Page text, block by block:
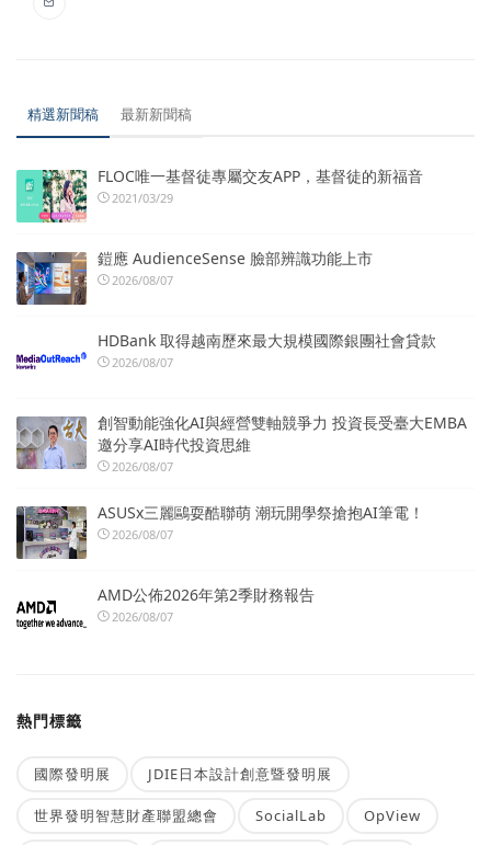
精選新聞稿 最新新聞稿
FLOC唯一基督徒專屬交友APP，基督徒的新福音
2021/03/29
鎧應 AudienceSense 臉部辨識功能上市
2026/08/07
HDBank 取得越南歷來最大規模國際銀團社會貸款
2026/08/07
創智動能強化AI與經營雙軸競爭力 投資長受臺大EMBA
邀分享AI時代投資思維
2026/08/07
ASUSx三麗鷗耍酷聯萌 潮玩開學祭搶抱AI筆電！
2026/08/07
AMD公佈2026年第2季財務報告
2026/08/07
熱門標籤
國際發明展 JDIE日本設計創意暨發明展
世界發明智慧財產聯盟總會 SocialLab OpView